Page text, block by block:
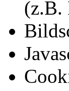
(z.B.